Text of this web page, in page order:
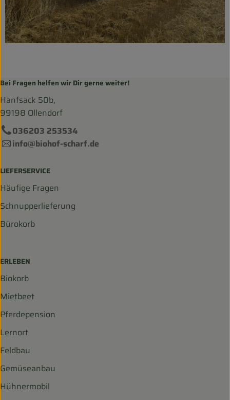
}
Bei Fragen helfen wir Dir gerne weiter!
Hanfsack 50b,
99198 Ollendorf
036203 253534
info@biohof-scharf.de
LIEFERSERVICE
Häufige Fragen
Schnupperlieferung
Bürokorb
ERLEBEN
Biokorb
Mietbeet
Pferdepension
Lernort
Feldbau
Gemüseanbau
Hühnermobil